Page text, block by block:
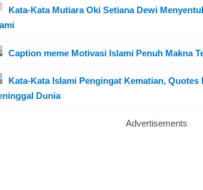
Kata-Kata Mutiara Oki Setiana Dewi
Caption meme Motivasi Islami Penuh Makna
Kata-Kata Islami Pengingat Kematian, Quotes
Dunia
Advertisements